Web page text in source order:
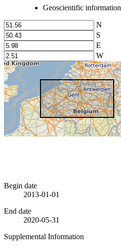
Geoscientific information
N
S
E
W
Begin date
2013-01-01
End date
2020-05-31
Supplemental Information